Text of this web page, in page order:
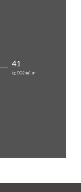
41
kg CO2/m².an